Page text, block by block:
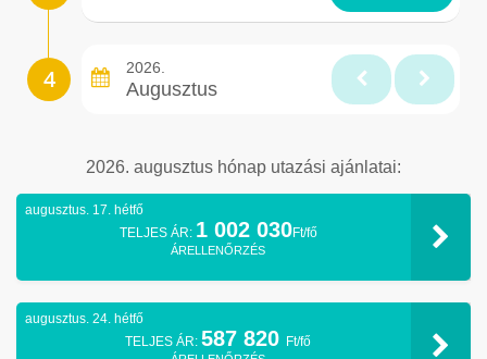
2026.
Augusztus
2026. augusztus hónap utazási ajánlatai:
augusztus. 17. hétfő
TELJES ÁR: 1 002 030Ft/fő
ÁRELLENŐRZÉS
augusztus. 24. hétfő
TELJES ÁR: 587 820 Ft/fő